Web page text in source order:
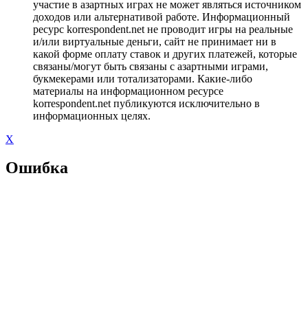
участие в азартных играх не может являться источником
доходов или альтернативой работе. Информационный
ресурс korrespondent.net не проводит игры на реальные
и/или виртуальные деньги, сайт не принимает ни в
какой форме оплату ставок и других платежей, которые
связаны/могут быть связаны с азартными играми,
букмекерами или тотализаторами. Какие-либо
материалы на информационном ресурсе
korrespondent.net публикуются исключительно в
информационных целях.
X
Ошибка